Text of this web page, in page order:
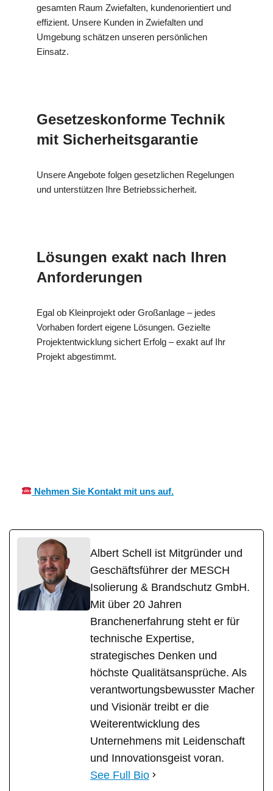
gesamten Raum Zwiefalten, kundenorientiert und
effizient. Unsere Kunden in Zwiefalten und
Umgebung schätzen unseren persönlichen
Einsatz.
Gesetzeskonforme Technik
mit Sicherheitsgarantie
Unsere Angebote folgen gesetzlichen Regelungen
und unterstützen Ihre Betriebssicherheit.
Lösungen exakt nach Ihren
Anforderungen
Egal ob Kleinprojekt oder Großanlage – jedes
Vorhaben fordert eigene Lösungen. Gezielte
Projektentwicklung sichert Erfolg – exakt auf Ihr
Projekt abgestimmt.
Nehmen Sie Kontakt mit uns auf.
Albert Schell ist Mitgründer und
Geschäftsführer der MESCH
Isolierung & Brandschutz GmbH.
Mit über 20 Jahren
Branchenerfahrung steht er für
technische Expertise,
strategisches Denken und
höchste Qualitätsansprüche. Als
verantwortungsbewusster Macher
und Visionär treibt er die
Weiterentwicklung des
Unternehmens mit Leidenschaft
und Innovationsgeist voran.
See Full Bio